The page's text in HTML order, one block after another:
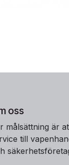
oss
målsättning är
till